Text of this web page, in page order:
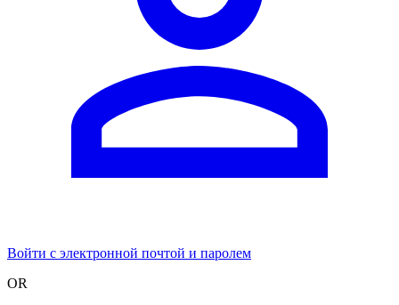
Войти с электронной почтой и паролем
OR